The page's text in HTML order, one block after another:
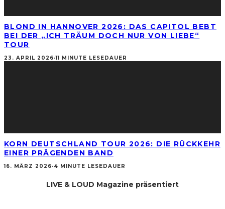
BLOND IN HANNOVER 2026: DAS CAPITOL BEBT
BEI DER „ICH TRÄUM DOCH NUR VON LIEBE“
TOUR
23. APRIL 2026·11 MINUTE LESEDAUER
KORN DEUTSCHLAND TOUR 2026: DIE RÜCKKEHR
EINER PRÄGENDEN BAND
16. MÄRZ 2026·4 MINUTE LESEDAUER
LIVE & LOUD Magazine präsentiert